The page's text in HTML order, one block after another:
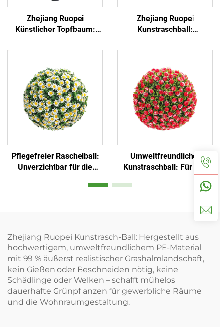
Zhejiang Ruopei
Künstlicher Topfbaum:
und hochrealistisch
Zhejiang Ruopei
Kunstraschball:
Pflegeleicht
Pflegefreier Raschelball:
Unverzichtbar für die
Umweltfreundlicher
Kunstraschball: Für den
privaten und gewerblichen
Zhejiang Ruopei Kunstrasch-Ball: Hergestellt aus
hochwertigem, umweltfreundlichem PE-Material
mit 99 % äußerst realistischer Grashalmlandschaft,
kein Gießen oder Beschneiden nötig, keine
Schädlinge oder Welken – schafft mühelos
dauerhafte Grünpflanzen für gewerbliche Räume
und die Wohnraumgestaltung.